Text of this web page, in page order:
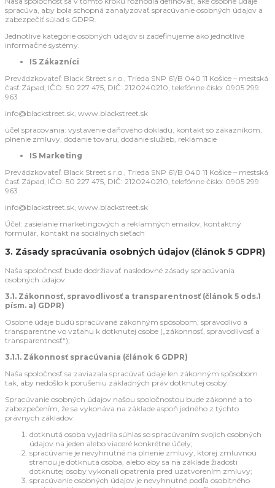
spracúva, aby bola schopná zanalyzovať spracúvanie osobných údajov a
zabezpečiť súlad s GDPR.
Jednotlivé kategórie osobných údajov si zadefinujeme ako jednotlivé
informačné systémy.
IS Zákazníci
Prevádzkovateľ: Black Street s.r.o., Trieda SNP 61/B 040 11 Košice – mestská
časť Západ, IČO: 50 227 475, DIČ: 2120240210, telefónne číslo: 0905 299
963
info@blackstreet.sk, www.blackstreet.sk
účel spracovania: vystavenie daňového dokladu, kontakt so zákazníkom,
plnenie zmluvy, dodanie tovaru, dodanie služieb, reklamácie
IS Marketing
Prevádzkovateľ: Black Street s.r.o., Trieda SNP 61/B 040 11 Košice – mestská
časť Západ, IČO: 50 227 475, DIČ: 2120240210, telefónne číslo: 0905 299
963
info@blackstreet.sk, www.blackstreet.sk
Účel: zasielanie marketingových a reklamných emailov, kontaktný
formulár, kontakt na sociálnych sieťach
3. Zásady spracúvania osobných údajov (článok 5 GDPR)
Naša spoločnosť bude dodržiavať nasledovné zásady spracúvania
osobných údajov:
3.1. Zákonnosť, spravodlivosť a transparentnosť (článok 5 ods.1
písm. a) GDPR)
Osobné údaje budú spracúvané zákonným spôsobom, spravodlivo a
transparentne vo vzťahu k dotknutej osobe („zákonnosť, spravodlivosť a
transparentnosť“);
3.1.1. Zákonnosť spracúvania (článok 6 GDPR)
Naša spoločnosť sa zaviazala spracúvať údaje len zákonným spôsobom
tak, aby nedošlo k porušeniu základných práv dotknutej osoby.
Spracúvanie osobných údajov našou spoločnosťou bude zákonné a to
zabezpečením, že sa vykonáva na základe aspoň jedného z týchto
právnych základov:
dotknutá osoba vyjadrila súhlas so spracúvaním svojich osobných
údajov na jeden alebo viaceré konkrétne účely;
spracúvanie je nevyhnutné na plnenie zmluvy, ktorej zmluvnou
stranou je dotknutá osoba, alebo aby sa na základe žiadosti
dotknutej osoby vykonali opatrenia pred uzatvorením zmluvy;
spracúvanie osobných údajov je nevyhnutné podľa osobitného